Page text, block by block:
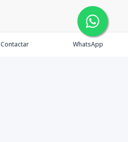
Contactar WhatsApp